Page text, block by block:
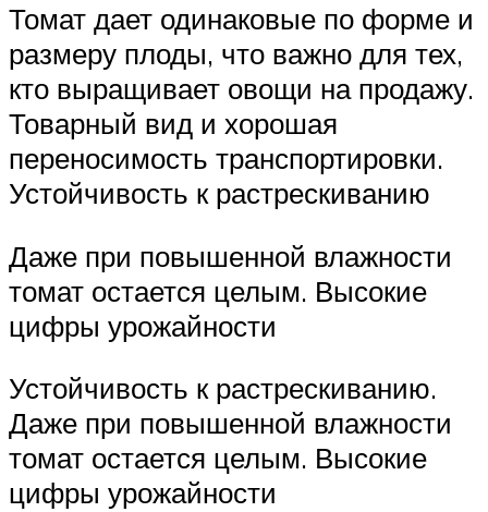
Томат дает одинаковые по форме и
размеру плоды, что важно для тех,
кто выращивает овощи на продажу.
Товарный вид и хорошая
переносимость транспортировки.
Устойчивость к растрескиванию
Даже при повышенной влажности
томат остается целым. Высокие
цифры урожайности
Устойчивость к растрескиванию.
Даже при повышенной влажности
томат остается целым. Высокие
цифры урожайности